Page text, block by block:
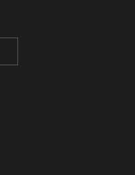
ein Kundenkonto eröffnen